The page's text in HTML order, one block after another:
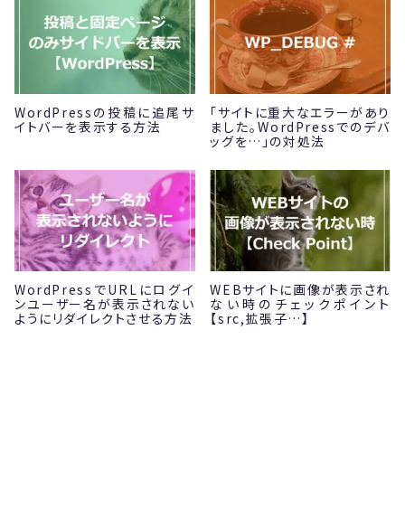
WordPressの投稿に追尾サ
イトバーを表示する方法
「サイトに重大なエラーがあり
ました。WordPressでのデバ
ッグを…」の対処法
WordPressでURLにログイ
ンユーザー名が表示されない
ようにリダイレクトさせる方法
WEBサイトに画像が表示され
ない時のチェックポイント
【src,拡張子…】